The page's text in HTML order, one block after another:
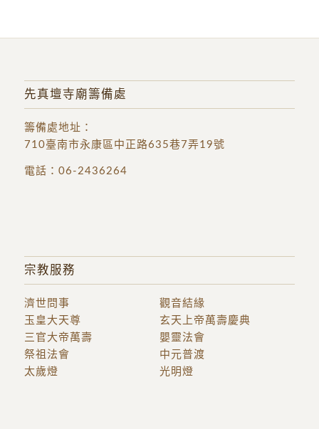
先真壇寺廟籌備處
籌備處地址 ：
710臺南市永康區中正路635巷7弄19號
電話： 06-2436264
宗教服務
濟世問事
觀音結緣
玉皇大天尊
三官大帝萬壽
玄天上帝萬壽慶典
嬰靈法會
祭祖法會
中元普渡
太歲燈
光明燈